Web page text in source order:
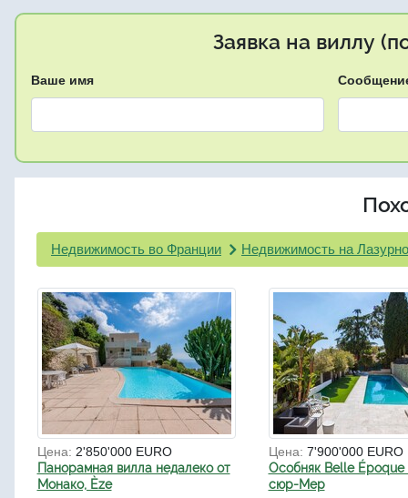
Заявка на виллу
Ваше имя
Недвижимость во Франции Недвижимость на
Цена: 2'850'000 EURO
Панорамная вилла недалеко от
Монако, Èze
Цена: 7'900'000 EURO
Особняк Belle Époque
сюр-Мер